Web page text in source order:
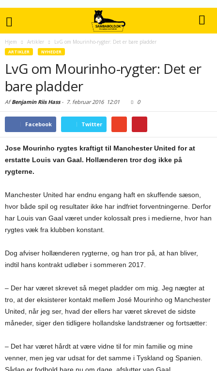
Hjem Artikler LvG om Mourinho-rygter: Det er bare pladder
ARTIKLER NYHEDER
LvG om Mourinho-rygter: Det er
bare pladder
AfBenjamin Riis Hass- 7. februar 201612:01 0
Facebook Twitter
Jose Mourinho rygtes kraftigt til Manchester United for at
erstatte Louis van Gaal. Hollænderen tror dog ikke på
rygterne.
Manchester United har endnu engang haft en skuffende sæson,
hvor både spil og resultater ikke har indfriet forventningerne. Derfor
har Louis van Gaal været under kolossalt pres i medierne, hvor han
rygtes væk fra klubben konstant.
Dog afviser hollænderen rygterne, og han tror på, at han bliver,
indtil hans kontrakt udløber i sommeren 2017.
– Der har været skrevet så meget pladder om mig. Jeg nægter at
tro, at der eksisterer kontakt mellem José Mourinho og Manchester
United, når jeg ser, hvad der ellers har været skrevet de sidste
måneder, siger den tidligere hollandske landstræner og fortsætter:
– Det har været hårdt at være vidne til for min familie og mine
venner, men jeg var udsat for det samme i Tyskland og Spanien.